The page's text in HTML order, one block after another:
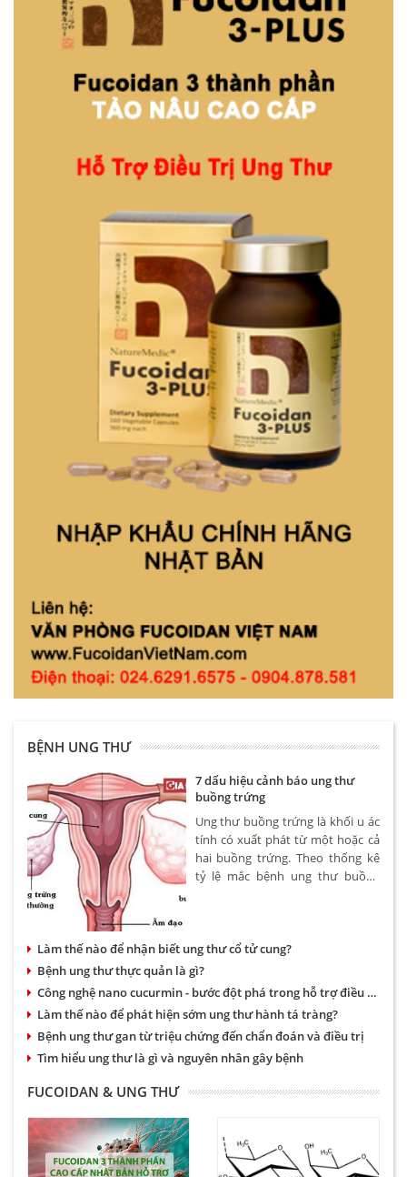
BỆNH UNG THƯ
7 dấu hiệu cảnh báo ung thư
buồng trứng
Ung thư buồng trứng là khối u ác
tính có xuất phát từ một hoặc cả
hai buồng trứng. Theo thống kê
tỷ lệ mắc bệnh ung thư buồng
phụ nữ trên 50.
Làm thế nào để nhận biết ung thư cổ tử cung?
Bệnh ung thư thực quản là gì?
Công nghệ nano cucurmin - bước đột phá trong hỗ trợ điều trị bệnh dạ dày và ung thư
Làm thế nào để phát hiện sớm ung thư hành tá tràng?
Bệnh ung thư gan từ triệu chứng đến chẩn đoán và điều trị
Tìm hiểu ung thư là gì và nguyên nhân gây bệnh
FUCOIDAN & UNG THƯ